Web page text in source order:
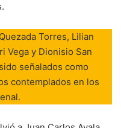
Torres, Lilian
Vega y Dionisio San
señalados como
contemplados en los